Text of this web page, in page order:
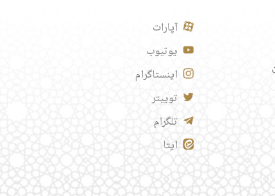
آپارات
یوتیوب
اینستاگرام
توییتر
تلگرام
ایتا